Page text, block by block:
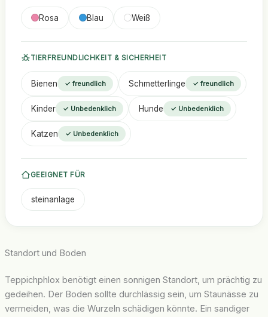
Rosa Blau Weiß
TIERFREUNDLICHKEIT & SICHERHEIT
Bienen ✓ freundlich Schmetterlinge ✓ freundlich
Kinder ✓ Unbedenklich Hunde ✓ Unbedenklich
Katzen ✓ Unbedenklich
GEEIGNET FÜR
steinanlage
Standort und Boden
Teppichphlox benötigt einen sonnigen Standort, um prächtig zu
gedeihen. Der Boden sollte durchlässig sein, um Staunässe zu
vermeiden, was die Wurzeln schädigen könnte. Ein sandiger